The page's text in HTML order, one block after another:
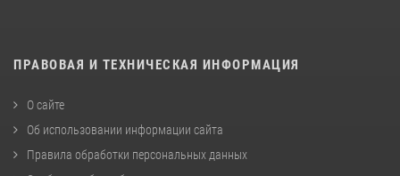
ПРАВОВАЯ И ТЕХНИЧЕСКАЯ ИНФОРМАЦИЯ
О сайте
Об использовании информации сайта
Правила обработки персональных данных